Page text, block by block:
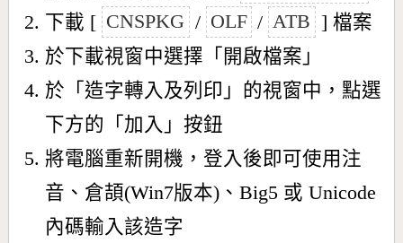
下載 [ CNSPKG / OLF / ATB ] 檔案
於下載視窗中選擇「開啟檔案」
於「造字轉入及列印」的視窗中，點選
下方的「加入」按鈕
將電腦重新開機，登入後即可使用注
音、倉頡(Win7版本)、Big5 或 Unicode
內碼輸入該造字